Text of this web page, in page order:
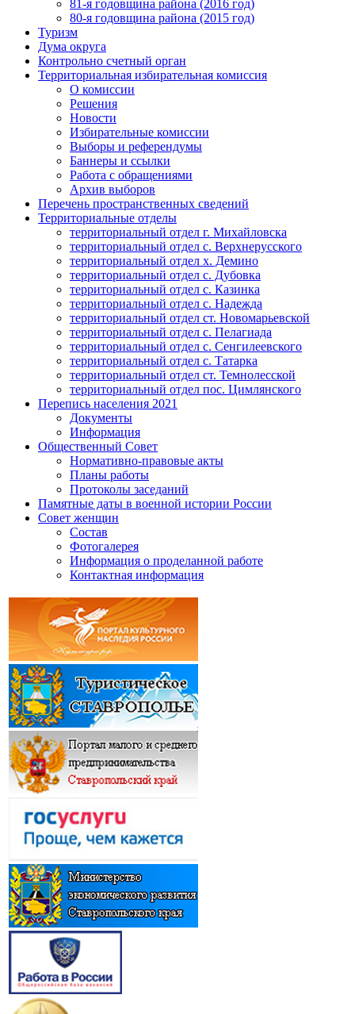
81-я годовщина района (2016 год)
80-я годовщина района (2015 год)
Туризм
Дума округа
Контрольно счетный орган
Территориальная избирательная комиссия
О комиссии
Решения
Новости
Избирательные комиссии
Выборы и референдумы
Баннеры и ссылки
Работа с обращениями
Архив выборов
Перечень пространственных сведений
Территориальные отделы
территориальный отдел г. Михайловска
территориальный отдел с. Верхнерусского
территориальный отдел х. Демино
территориальный отдел с. Дубовка
территориальный отдел с. Казинка
территориальный отдел с. Надежда
территориальный отдел ст. Новомарьевской
территориальный отдел с. Пелагиада
территориальный отдел с. Сенгилеевского
территориальный отдел с. Татарка
территориальный отдел ст. Темнолесской
территориальный отдел пос. Цимлянского
Перепись населения 2021
Документы
Информация
Общественный Совет
Нормативно-правовые акты
Планы работы
Протоколы заседаний
Памятные даты в военной истории России
Совет женщин
Состав
Фотогалерея
Информация о проделанной работе
Контактная информация